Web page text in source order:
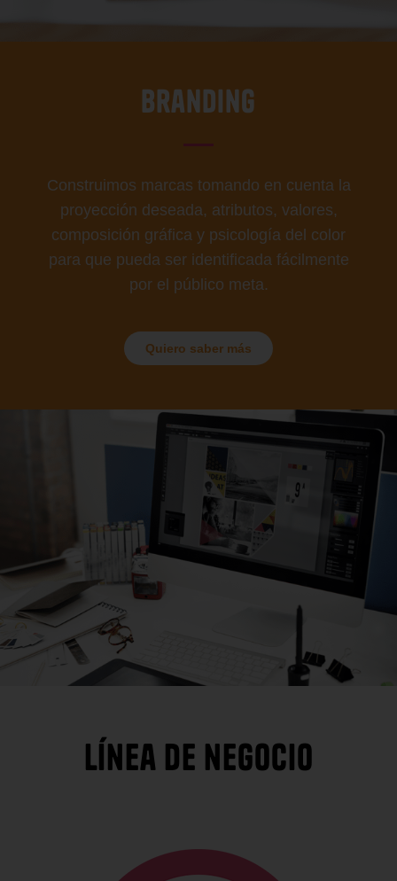
Branding
Construimos marcas tomando en cuenta la
proyección deseada, atributos, valores,
composición gráfica y psicología del color
para que pueda ser identificada fácilmente
por el público meta.
Quiero saber más
Línea de negocio